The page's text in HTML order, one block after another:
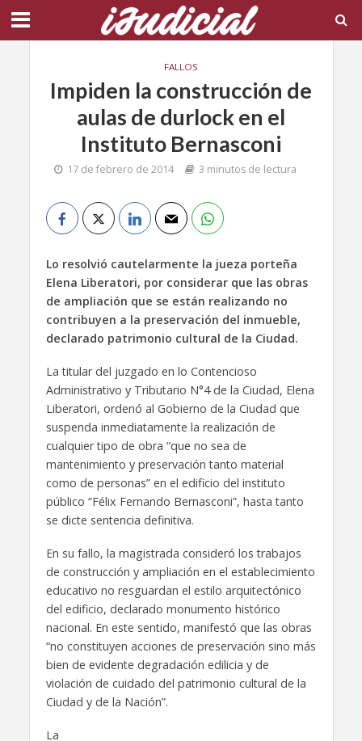
FALLOS
Impiden la construcción de
aulas de durlock en el
Instituto Bernasconi
17 de febrero de 2014 3 minutos de lectura
Lo resolvió cautelarmente la jueza porteña
Elena Liberatori, por considerar que las obras
de ampliación que se están realizando no
contribuyen a la preservación del inmueble,
declarado patrimonio cultural de la Ciudad.
La titular del juzgado en lo Contencioso
Administrativo y Tributario N°4 de la Ciudad, Elena
Liberatori, ordenó al Gobierno de la Ciudad que
suspenda inmediatamente la realización de
cualquier tipo de obra “que no sea de
mantenimiento y preservación tanto material
como de personas” en el edificio del instituto
público “Félix Fernando Bernasconi”, hasta tanto
se dicte sentencia definitiva.
En su fallo, la magistrada consideró los trabajos
de construcción y ampliación en el establecimiento
educativo no resguardan el estilo arquitectónico
del edificio, declarado monumento histórico
nacional. En este sentido, manifestó que las obras
“no constituyen acciones de preservación sino más
bien de evidente degradación edilicia y de
violación de cuidado del patrimonio cultural de la
Ciudad y de la Nación”.
La